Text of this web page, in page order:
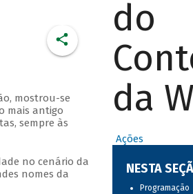
mostrou-se
mais antigo
sempre às
no cenário da
nomes da
do
da
Ações
NESTA
Programação